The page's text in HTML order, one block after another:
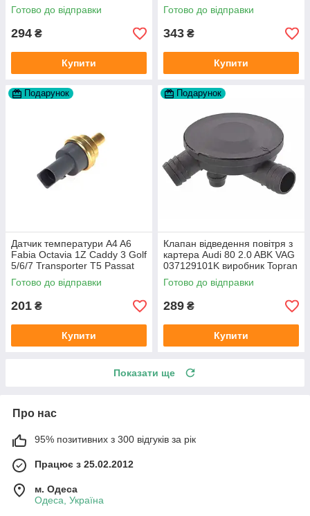
Готово до відправки
294 ₴
Купити
Готово до відправки
343 ₴
Купити
Подарунок
Датчик температури A4 A6
Fabia Octavia 1Z Caddy 3 Golf
5/6/7 Transporter T5 Passat
B6 (колір сірий)
Готово до відправки
201 ₴
Купити
Подарунок
Клапан відведення повітря з
картера Audi 80 2.0 ABK VAG
037129101K виробник Topran
Німеччина
Готово до відправки
289 ₴
Купити
Показати ще
Про нас
95% позитивних з 300 відгуків за рік
Працює з 25.02.2012
м. Одеса
Одеса, Україна